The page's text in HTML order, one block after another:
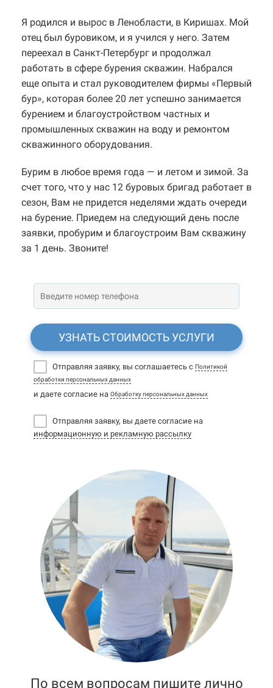
Я родился и вырос в Ленобласти, в Киришах. Мой
отец был буровиком, и я учился у него. Затем
переехал в Санкт-Петербург и продолжал
работать в сфере бурения скважин. Набрался
еще опыта и стал руководителем фирмы «Первый
бур», которая более 20 лет успешно занимается
бурением и благоустройством частных и
промышленных скважин на воду и ремонтом
скважинного оборудования.
Бурим в любое время года — и летом и зимой. За
счет того, что у нас 12 буровых бригад работает в
сезон, Вам не придется неделями ждать очереди
на бурение. Приедем на следующий день после
заявки, пробурим и благоустроим Вам скважину
за 1 день. Звоните!
УЗНАТЬ СТОИМОСТЬ УСЛУГИ
Отправляя заявку, вы соглашаетесь с Политикой
обработки персональных данных
и даете согласие на Обработку персональных данных
Отправляя заявку, вы даете согласие на
информационную и рекламную рассылку
По всем вопросам пишите лично